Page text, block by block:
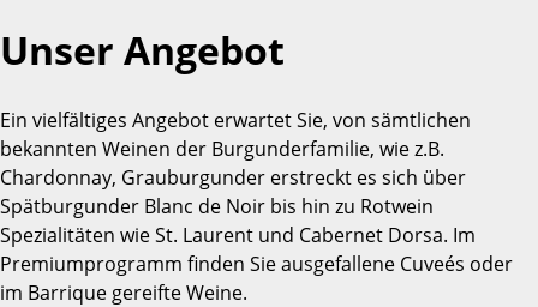
Unser Angebot
Ein vielfältiges Angebot erwartet Sie, von sämtlichen
bekannten Weinen der Burgunderfamilie, wie z.B.
Chardonnay, Grauburgunder erstreckt es sich über
Spätburgunder Blanc de Noir bis hin zu Rotwein
Spezialitäten wie St. Laurent und Cabernet Dorsa. Im
Premiumprogramm finden Sie ausgefallene Cuveés oder
im Barrique gereifte Weine.